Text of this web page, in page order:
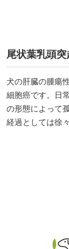
尾状葉乳頭
犬の肝臓の腫瘍
細胞癌です。日
の形態によって
経過としては徐